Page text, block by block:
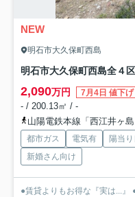
NEW
明石市大久保町西島
2,090万円 7月4日 値下げ
- / 200.13㎡ / -
山陽電鉄本線「西江井ヶ
都市ガス 電気有 陽当
新婚さん向け
●賃貸よりもお得な『実は...』